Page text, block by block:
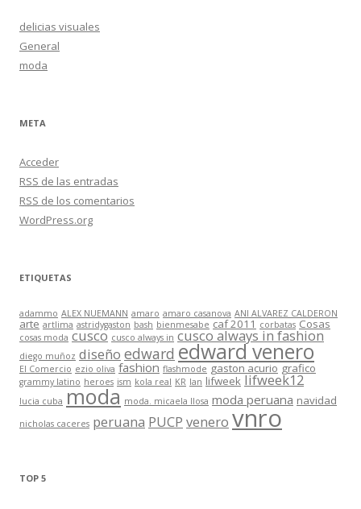
delicias visuales
General
moda
META
Acceder
RSS de las entradas
RSS de los comentarios
WordPress.org
ETIQUETAS
adammo ALEX NUEMANN amaro amaro casanova ANI ALVAREZ CALDERON
arte artlima astridygaston bash bienmesabe caf 2011 corbatas Cosas
cosas moda cusco cusco always in cusco always in fashion
diego muñoz diseño edward edward venero
El Comercio ezio oliva fashion flashmode gaston acurio grafico
grammy latino heroes ism kola real KR lan lifweek lifweek12
lucia cuba moda moda. micaela llosa moda peruana navidad
nicholas caceres peruana PUCP venero vnro
TOP 5